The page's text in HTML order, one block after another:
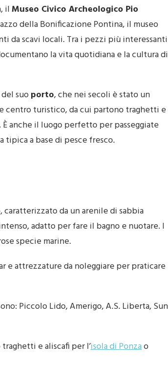
ilMuseo Civico Archeologico Pio
della Bonificazione Pontina, il museo
da scavi locali. Tra i pezzi più interessanti
la vita quotidiana e la cultura di
suoporto, che nei secoli è stato un
centro turistico, da cui partono traghetti e
anche il luogo perfetto per passeggiate
tipica a base di pesce fresco.
da un arenile di sabbia
adatto per fare il bagno e nuotare. I
specie marine.
e attrezzature da noleggiare per praticare
Piccolo Lido, Amerigo, A.S. Liberta, Sun
e aliscafi per l’isola di Ponzao